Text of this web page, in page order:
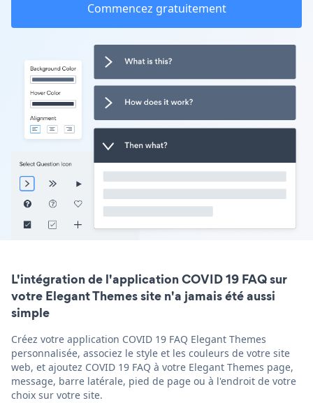
Commencez gratuitement
L'intégration de l'application COVID 19 FAQ sur
votre Elegant Themes site n'a jamais été aussi
simple
Créez votre application COVID 19 FAQ Elegant Themes
personnalisée, associez le style et les couleurs de votre site
web, et ajoutez COVID 19 FAQ à votre Elegant Themes page,
message, barre latérale, pied de page ou à l'endroit de votre
choix sur votre site.